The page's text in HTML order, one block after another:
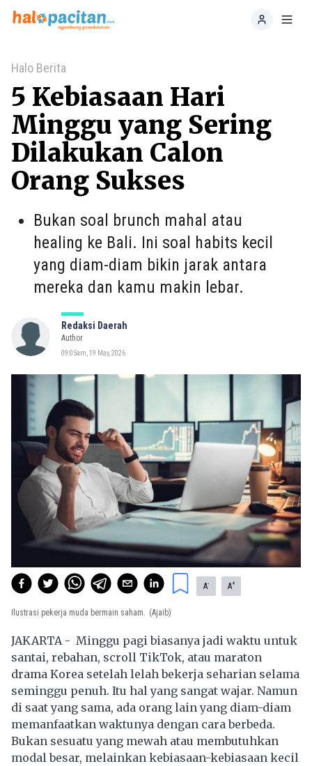
Home
Halo Berita
5 Kebiasaan Hari
Minggu yang Sering
Dilakukan Calon
Orang Sukses
Bukan soal brunch mahal atau
healing ke Bali. Ini soal habits kecil
yang diam-diam bikin jarak antara
mereka dan kamu makin lebar.
Redaksi Daerah
Author
09:05am, 19 May, 2026
A- A+
Ilustrasi pekerja muda bermain saham. (Ajaib)
JAKARTA - Minggu pagi biasanya jadi waktu untuk
santai, rebahan, scroll TikTok, atau maraton
drama Korea setelah lelah bekerja seharian selama
seminggu penuh. Itu hal yang sangat wajar. Namun
di saat yang sama, ada orang lain yang diam-diam
memanfaatkan waktunya dengan cara berbeda.
Bukan sesuatu yang mewah atau membutuhkan
modal besar, melainkan kebiasaan-kebiasaan kecil